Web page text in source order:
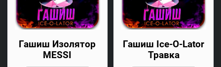
Гашиш Изолятор
MESSI
Гашиш Ice-O-Lator
Травка